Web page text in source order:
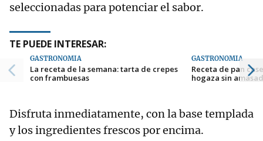
seleccionadas para potenciar el sabor.
TE PUEDE INTERESAR:
GASTRONOMÍA
La receta de la semana: tarta de crepes
con frambuesas
GASTRONOMÍA
Receta de pan
hogaza sin
Disfruta inmediatamente, con la base templada
y los ingredientes frescos por encima.